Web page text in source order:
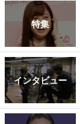
特集
インタビュー